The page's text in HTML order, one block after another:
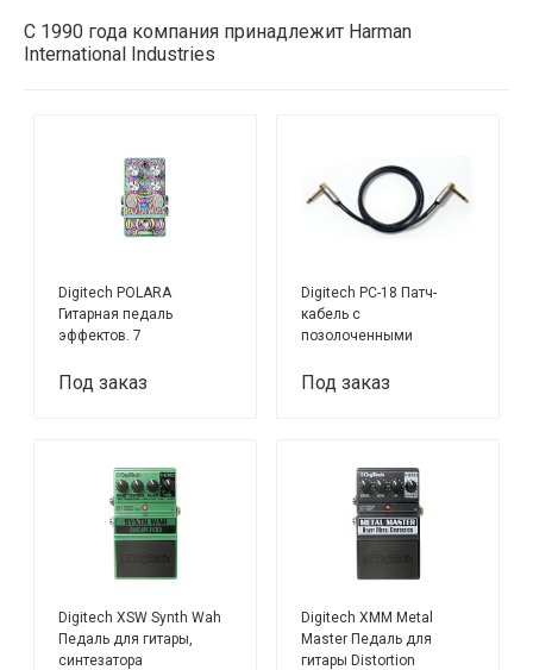
С 1990 года компания принадлежит Harman
International Industries
Digitech POLARA
Гитарная педаль
эффектов. 7
Под заказ
Digitech PC-18 Патч-
кабель с
позолоченными
(Jack)
Под заказ
Digitech XSW Synth Wah
Педаль для гитары,
синтезатора
Digitech XMM Metal
Master Педаль для
гитары Distortion